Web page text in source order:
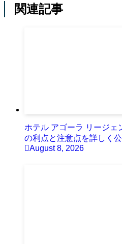
関連記事
ホテル アゴーラ リージェ
の利点と注意点を詳しく
August 8, 2026